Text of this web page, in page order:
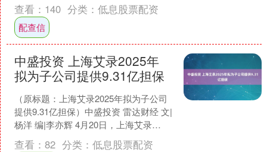
查看： 140 分类： 低息股票配资
配查信
中盛投资 上海艾录2025年
拟为子公司提供9.31亿担保
（原标题：上海艾录2025年拟为子公司
提供9.31亿担保）中盛投资 雷达财经 文|
杨洋 编|李亦辉 4月20日，上海艾录
(301062)公告中盛投资，公司于20....
查看： 82 分类： 低息股票配资